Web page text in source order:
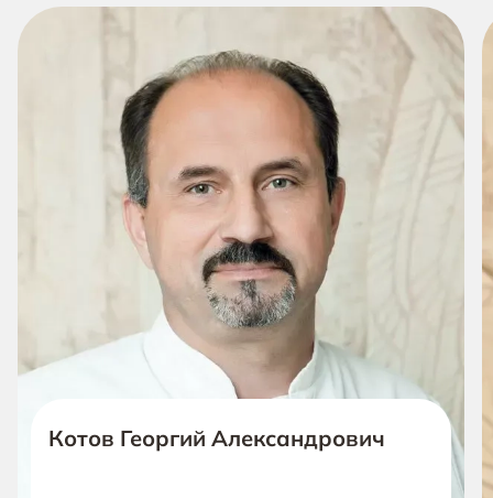
Котов Георгий Александрович